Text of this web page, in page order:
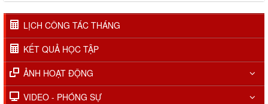
LỊCH CÔNG TÁC THÁNG
KẾT QUẢ HỌC TẬP
ẢNH HOẠT ĐỘNG
VIDEO - PHÓNG SỰ